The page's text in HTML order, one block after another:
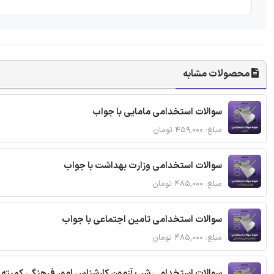
محصولات مشابه
سوالات استخدامی مامایی با جواب
مبلغ: ۴۵۹,۰۰۰ تومان
سوالات استخدامی وزارت بهداشت با جواب
مبلغ: ۴۸۵,۰۰۰ تومان
سوالات استخدامی تامین اجتماعی با جواب
مبلغ: ۴۸۵,۰۰۰ تومان